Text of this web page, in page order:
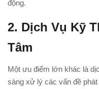
động.
2. Dịch Vụ Kỹ
Tâm
Một ưu điểm lớn khác là
sàng xử lý các vấn đề